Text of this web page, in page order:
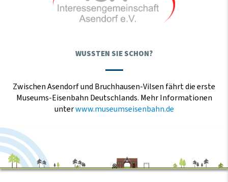
WUSSTEN SIE SCHON?
Zwischen Asendorf und Bruchhausen-Vilsen fährt die erste
Museums-Eisenbahn Deutschlands. Mehr Informationen
unterwww.museumseisenbahn.de